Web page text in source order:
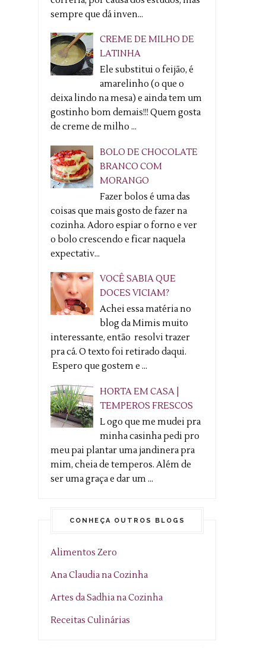
sempre que dá inven...
CREME DE MILHO DE
LATINHA
Ele substitui o feijão, é
amarelinho (o que o
deixa lindo na mesa) e ainda tem um
gostinho bom demais!!! Quem gosta
de creme de milho ...
BOLO DE CHOCOLATE
BRANCO COM
MORANGO
Fazer bolos é uma das
coisas que mais gosto de fazer na
cozinha. Adoro espiar o forno e ver
o bolo crescendo e ficar naquela
expectativ...
VOCÊ SABIA QUE
DOCES VICIAM?
Achei essa matéria no
blog da Mimis muito
interessante, então resolvi trazer
pra cá. O texto foi retirado daqui.
Espero que gostem e ...
HORTA EM CASA |
TEMPEROS FRESCOS
L ogo que me mudei pra
minha casinha pedi pro
meu pai plantar uma jandinera pra
mim, cheia de temperos. Além de
ser uma graça e dar um ...
CONHEÇA OUTROS BLOGS
Alimentos Zero
Ana Claudia na Cozinha
Artes da Sadhia na Cozinha
Receitas Culinárias